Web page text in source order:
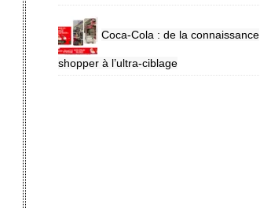
Coca-Cola : de la connaissance
shopper à l’ultra-ciblage